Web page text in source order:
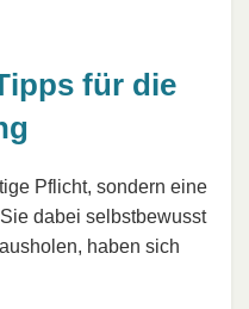
für die
Pflicht, sondern eine
dabei selbstbewusst
haben sich